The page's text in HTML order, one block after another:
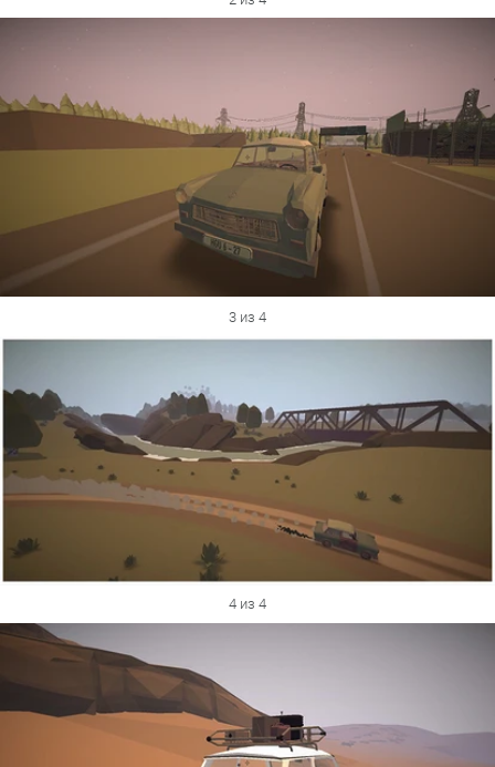
3 из 4
4 из 4